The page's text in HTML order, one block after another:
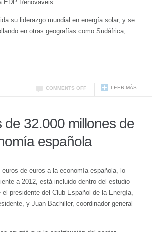
EDP Renovaveis.
su liderazgo mundial en energía solar, y se
en otras geografías como Sudáfrica,
LEER MÁS
COMMENTS OFF
de 32.000 millones de
española
de euros a la economía española, lo
a 2012, está incluido dentro del estudio
el presidente del Club Español de la Energía,
y Juan Bachiller, coordinador general